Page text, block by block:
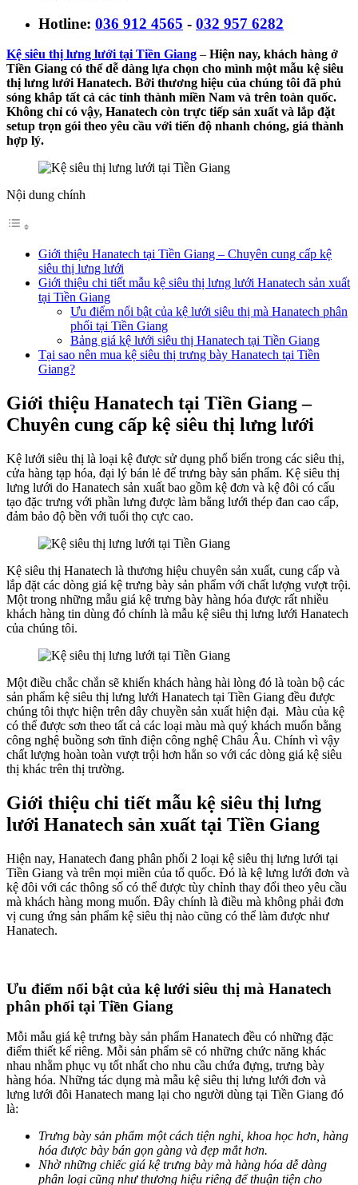
Hotline: 036 912 4565 - 032 957 6282
Kệ siêu thị lưng lưới tại Tiền Giang – Hiện nay, khách hàng ở
Tiền Giang có thể dễ dàng lựa chọn cho mình một mẫu kệ siêu
thị lưng lưới Hanatech. Bởi thương hiệu của chúng tôi đã phủ
sóng khắp tất cả các tỉnh thành miền Nam và trên toàn quốc.
Không chỉ có vậy, Hanatech còn trực tiếp sản xuất và lắp đặt
setup trọn gói theo yêu cầu với tiến độ nhanh chóng, giá thành
hợp lý.
Nội dung chính
Giới thiệu Hanatech tại Tiền Giang – Chuyên cung cấp kệ
siêu thị lưng lưới
Giới thiệu chi tiết mẫu kệ siêu thị lưng lưới Hanatech sản xuất
tại Tiền Giang
Ưu điểm nổi bật của kệ lưới siêu thị mà Hanatech phân
phối tại Tiền Giang
Bảng giá kệ lưới siêu thị Hanatech tại Tiền Giang
Tại sao nên mua kệ siêu thị trưng bày Hanatech tại Tiền
Giang?
Giới thiệu Hanatech tại Tiền Giang –
Chuyên cung cấp kệ siêu thị lưng lưới
Kệ lưới siêu thị là loại kệ được sử dụng phổ biến trong các siêu thị,
cửa hàng tạp hóa, đại lý bán lẻ để trưng bày sản phẩm. Kệ siêu thị
lưng lưới do Hanatech sản xuất bao gồm kệ đơn và kệ đôi có cấu
tạo đặc trưng với phần lưng được làm bằng lưới thép đan cao cấp,
đảm bảo độ bền với tuổi thọ cực cao.
Kệ siêu thị Hanatech là thương hiệu chuyên sản xuất, cung cấp và
lắp đặt các dòng giá kệ trưng bày sản phẩm với chất lượng vượt trội.
Một trong những mẫu giá kệ trưng bày hàng hóa được rất nhiều
khách hàng tin dùng đó chính là mẫu kệ siêu thị lưng lưới Hanatech
của chúng tôi.
Một điều chắc chắn sẽ khiến khách hàng hài lòng đó là toàn bộ các
sản phẩm kệ siêu thị lưng lưới Hanatech tại Tiền Giang đều được
chúng tôi thực hiện trên dây chuyền sản xuất hiện đại. Màu của kệ
có thể được sơn theo tất cả các loại màu mà quý khách muốn bằng
công nghệ buồng sơn tĩnh điện công nghệ Châu Âu. Chính vì vậy
chất lượng hoàn toàn vượt trội hơn hẳn so với các dòng giá kệ siêu
thị khác trên thị trường.
Giới thiệu chi tiết mẫu kệ siêu thị lưng
lưới Hanatech sản xuất tại Tiền Giang
Hiện nay, Hanatech đang phân phối 2 loại kệ siêu thị lưng lưới tại
Tiền Giang và trên mọi miền của tổ quốc. Đó là kệ lưng lưới đơn và
kệ đôi với các thông số có thể được tùy chỉnh thay đổi theo yêu cầu
mà khách hàng mong muốn. Đây chính là điều mà không phải đơn
vị cung ứng sản phẩm kệ siêu thị nào cũng có thể làm được như
Hanatech.
Ưu điểm nổi bật của kệ lưới siêu thị mà Hanatech
phân phối tại Tiền Giang
Mỗi mẫu giá kệ trưng bày sản phẩm Hanatech đều có những đặc
điểm thiết kế riêng. Mỗi sản phẩm sẽ có những chức năng khác
nhau nhằm phục vụ tốt nhất cho nhu cầu chứa đựng, trưng bày
hàng hóa. Những tác dụng mà mẫu kệ siêu thị lưng lưới đơn và
lưng lưới đôi Hanatech mang lại cho người dùng tại Tiền Giang đó
là:
Trưng bày sản phẩm một cách tiện nghi, khoa học hơn, hàng
hóa được bày bán gọn gàng và đẹp mắt hơn.
Nhờ những chiếc giá kệ trưng bày mà hàng hóa dễ dàng
phân loại cũng như thương hiệu riêng để thuận tiện cho